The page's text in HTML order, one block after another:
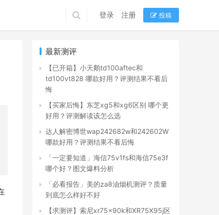
登录 注册 投稿
最新测评
【已开箱】小天鹅td100aftec和
td100vt828 哪款好用？评测结果不看后
悔
【买家后悔】东芝xg5和xg6区别 哪个更
好用？评测解读该怎么选
达人解密博世wap242682w和242602W
哪款好用？评测结果不看后悔
「一定要知道」海信75v1fs和海信75e3f
哪个好？图文爆料分析
「必看报告」美的za8油烟机测评？质量
到底怎么样好不好
【求测评】索尼xr75x90k和XR75X95j区